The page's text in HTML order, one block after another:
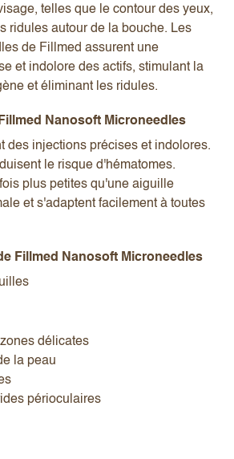
telles que le contour des yeux,
ridules autour de la bouche. Les
de Fillmed assurent une
et indolore des actifs, stimulant la
et éliminant les ridules.
Nanosoft Microneedles
des injections précises et indolores.
le risque d'hématomes.
plus petites qu'une aiguille
et s'adaptent facilement à toutes
Fillmed Nanosoft Microneedles
zones délicates
la peau
périoculaires